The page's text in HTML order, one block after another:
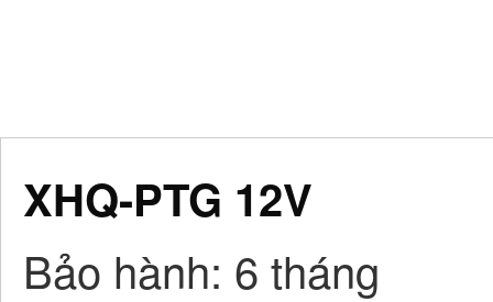
XHQ-PTG 12V
Bảo hành: 6 tháng